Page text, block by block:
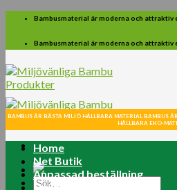
Skip
content
Bambusmaterial är moderna och
Bambusmaterial är moderna och
Sök
BAMBUS ÄR BÄSTA MILJÖ HÅLLBARA MATERIAL BAMBUS
HÅLLBARA EKO-
Home
Net Butik
Anpassad beställning
Hållbarhet